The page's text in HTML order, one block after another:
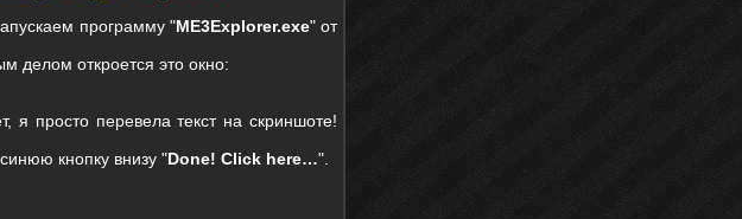
программу "ME3Explorer.exe" от
делом откроется это окно:
я просто перевела текст на скриншоте!
кнопку внизу "Done! Click here…".